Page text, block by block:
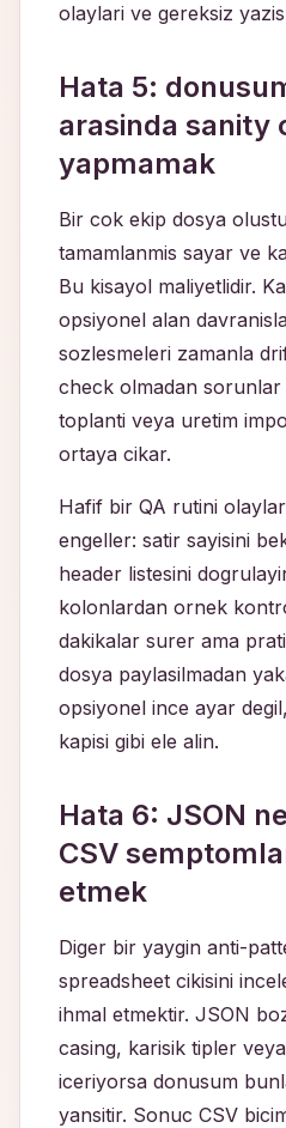
olaylari ve gereksiz
Hata 5:
arasinda sanity
yapmamak
Bir cok ekip dosya
tamamlanmis sayar ve
Bu kisayol maliyetlidir.
opsiyonel alan
sozlesmeleri zamanla
check olmadan
toplanti veya uretim
ortaya cikar.
Hafif bir QA rutini
engeller: satir sayisini
header listesini
kolonlardan ornek
dakikalar surer ama
dosya paylasilmadan
opsiyonel ince ayar
kapisi gibi ele alin.
Hata 6: JSON
CSV
etmek
Diger bir yaygin anti-
spreadsheet cikisini
ihmal etmektir. JSON
casing, karisik tipler
iceriyorsa donusum
yansitir. Sonuc CSV